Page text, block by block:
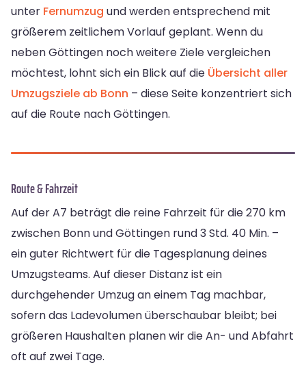
unter Fernumzug und werden entsprechend mit
größerem zeitlichem Vorlauf geplant. Wenn du
neben Göttingen noch weitere Ziele vergleichen
möchtest, lohnt sich ein Blick auf die Übersicht aller
Umzugsziele ab Bonn – diese Seite konzentriert sich
auf die Route nach Göttingen.
Route & Fahrzeit
Auf der A7 beträgt die reine Fahrzeit für die 270 km
zwischen Bonn und Göttingen rund 3 Std. 40 Min. –
ein guter Richtwert für die Tagesplanung deines
Umzugsteams. Auf dieser Distanz ist ein
durchgehender Umzug an einem Tag machbar,
sofern das Ladevolumen überschaubar bleibt; bei
größeren Haushalten planen wir die An- und Abfahrt
oft auf zwei Tage.